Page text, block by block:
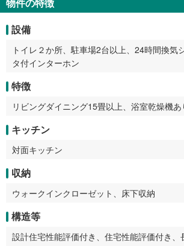
物件の特徴
設備
トイレ２か所、駐車場2台以上、24時間換気
タ付インターホン
特徴
リビングダイニング15畳以上、浴室乾燥機あ
キッチン
対面キッチン
収納
ウォークインクローゼット、床下収納
構造等
設計住宅性能評価付き、住宅性能評価付き、